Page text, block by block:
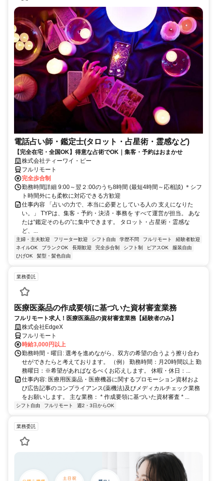
電話占い師・鑑定士(タロット・占星術・霊感など)
【完全在宅・全国OK】得意な占術でOK｜集客・予約はおまかせ
株式会社ティーワイ・ピー
フルリモート
完全歩合制
勤務時間詳細 9:00～翌２:00のうち8時間 (最短4時間～応相談) ＊シフ
ト時間外にも柔軟に対応できる方歓迎
仕事内容 「占いの力で、本当に必要としている人の 支えになりた
い。」 TYPは、集客・予約・決済・事務を すべて運営が担当。 あな
たは“鑑定そのもの”に集中できます。 タロット・占星術・霊感な
ど、...
主婦・主夫歓迎 フリーター歓迎 シフト自由 学歴不問 フルリモート
経験者歓迎
ネイルOK
ブランクOK 長期歓迎 完全歩合制 シフト制 ピアスOK
服装自由
ひげOK
髪型・髪色自由
業務委託
医療医薬品の作成要領に基づいた資材審査業務
フルリモート求人！医療医薬品の資材審査業務【経験者のみ】
株式会社EdgeX
フルリモート
時給3,000円以上
勤務時間・曜日: 選考を進めながら、双方の希望の合うよう擦り合わ
せができたらと考えております。 （例） 勤務時間：月20時間以上 勤
務曜日：※希望があればなるべくお応えします。 休暇・休日：...
仕事内容: 医療用医薬品・医療機器に関するプロモーション資材およ
び広告記事のコンプライアンス(薬機法)及びメディカルチェック業務
をお願いします。 主な業務： * 作成要領に基づいた資材審査 * ...
シフト自由 フルリモート 週2・3日からOK
業務委託